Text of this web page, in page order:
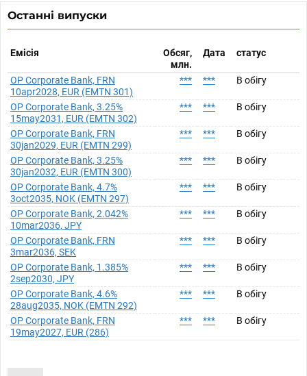
Останні випуски
Емісія
Обсяг,
млн.
Дата статус
OP Corporate Bank, FRN
10apr2028, EUR (EMTN 301)
*** *** В обігу
OP Corporate Bank, 3.25%
15may2031, EUR (EMTN 302)
*** *** В обігу
OP Corporate Bank, FRN
30jan2029, EUR (EMTN 299)
*** *** В обігу
OP Corporate Bank, 3.25%
30jan2032, EUR (EMTN 300)
*** *** В обігу
OP Corporate Bank, 4.7%
3oct2035, NOK (EMTN 297)
*** *** В обігу
OP Corporate Bank, 2.042%
10mar2036, JPY
*** *** В обігу
OP Corporate Bank, FRN
3mar2036, SEK
*** *** В обігу
OP Corporate Bank, 1.385%
2sep2030, JPY
*** *** В обігу
OP Corporate Bank, 4.6%
28aug2035, NOK (EMTN 292)
*** *** В обігу
OP Corporate Bank, FRN
19may2027, EUR (286)
*** *** В обігу